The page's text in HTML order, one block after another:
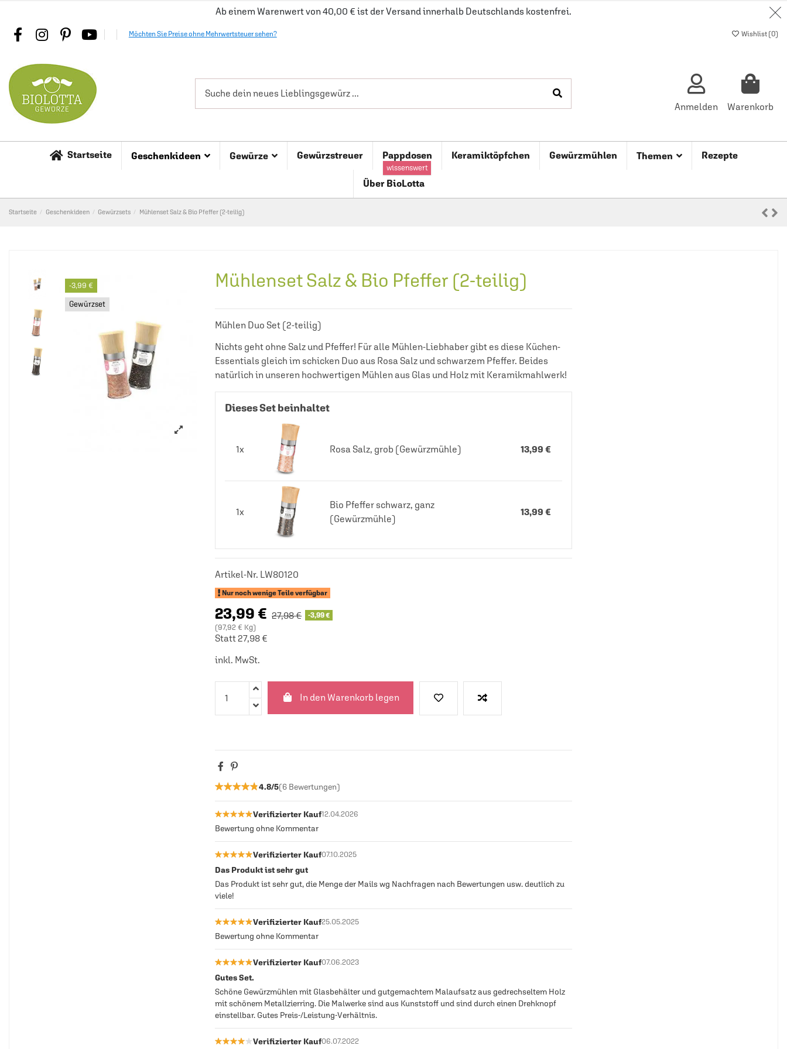
Ab einem Warenwert von 40,00 € ist der Versand innerhalb Deutschlands kostenfrei.
Möchten Sie Preise ohne Mehrwertsteuer sehen? Wishlist (0)
Anmelden Warenkorb
Startseite Geschenkideen Gewürze Gewürzstreuer Pappdosen Keramiktöpfchen Gewürzmühlen Themen Rezepte
Über BioLotta
wissenswert
Startseite Geschenkideen Gewürzsets Mühlenset Salz & Bio Pfeffer (2-teilig)
-3,99 €
Gewürzset
Mühlenset Salz & Bio Pfeffer (2-teilig)
Mühlen Duo Set (2-teilig)
Nichts geht ohne Salz und Pfeffer! Für alle Mühlen-Liebhaber gibt es diese Küchen-
Essentials gleich im schicken Duo aus Rosa Salz und schwarzem Pfeffer. Beides
natürlich in unseren hochwertigen Mühlen aus Glas und Holz mit Keramikmahlwerk!
Dieses Set beinhaltet
1x Rosa Salz, grob (Gewürzmühle) 13,99 €
1x
Bio Pfeffer schwarz, ganz
(Gewürzmühle)
13,99 €
Artikel-Nr. LW80120
Nur noch wenige Teile verfügbar
23,99 € 27,98 € -3,99 €
(97,92 € Kg)
Statt 27,98 €
inkl. MwSt.
In den Warenkorb legen
★★★★★
★★★★★4.8/5(6 Bewertungen)
★★★★★
★★★★★Verifizierter Kauf12.04.2026
Bewertung ohne Kommentar
★★★★★
★★★★★Verifizierter Kauf07.10.2025
Das Produkt ist sehr gut
Das Produkt ist sehr gut, die Menge der Mails wg Nachfragen nach Bewertungen usw. deutlich zu
viele!
★★★★★
★★★★★Verifizierter Kauf25.05.2025
Bewertung ohne Kommentar
★★★★★
★★★★★Verifizierter Kauf07.06.2023
Gutes Set.
Schöne Gewürzmühlen mit Glasbehälter und gutgemachtem Malaufsatz aus gedrechseltem Holz
mit schönem Metallzierring. Die Malwerke sind aus Kunststoff und sind durch einen Drehknopf
einstellbar. Gutes Preis-/Leistung-Verhältnis.
★★★★★
★★★★★Verifizierter Kauf06.07.2022